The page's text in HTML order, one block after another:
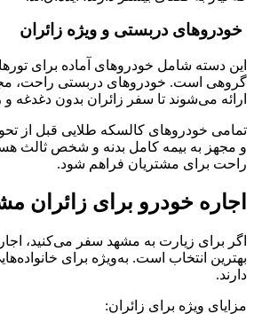
خودروهای دربستی و ویژه زائران
این دسته شامل خودروهای آماده برای
گروهی است. خودروهای دربستی راحت،
ارائه می‌شوند تا سفر زائران بدون
تمامی خودروهای کالسکه طلایی قبل از
و مجهز به بیمه کامل بدنه و شخص ثالث
راحت برای مشتریان فراهم شود.
اجاره خودرو برای زائران
اگر برای زیارت به مشهد سفر می‌کنید،
بهترین انتخاب است. به‌ویژه برای
دارند.
مزایای ویژه برای زائران: